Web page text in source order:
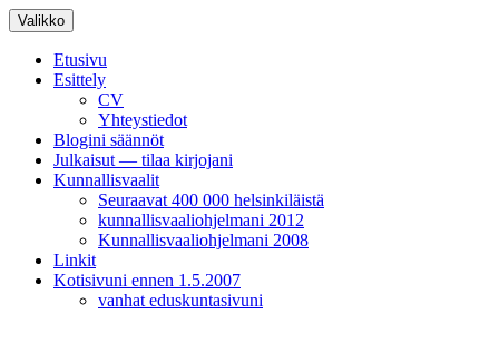
Siirry
sisältöön
Valikko
Etusivu
Esittely
CV
Yhteystiedot
Blogini säännöt
Julkaisut — tilaa kirjojani
Kunnallisvaalit
Seuraavat 400 000 helsinkiläistä
kunnallisvaaliohjelmani 2012
Kunnallisvaaliohjelmani 2008
Linkit
Kotisivuni ennen 1.5.2007
vanhat eduskuntasivuni